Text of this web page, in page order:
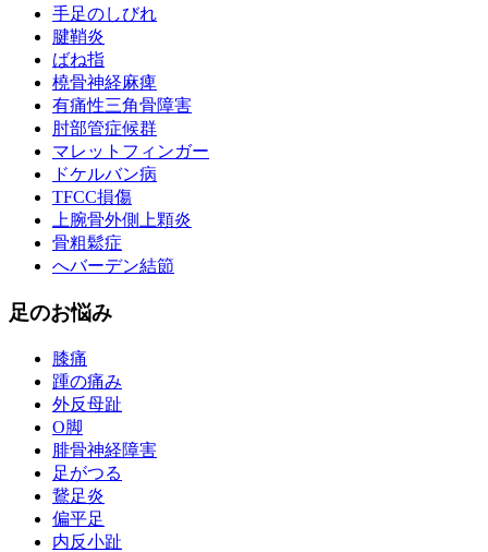
手足のしびれ
腱鞘炎
ばね指
橈骨神経麻痺
有痛性三角骨障害
肘部管症候群
マレットフィンガー
ドケルバン病
TFCC損傷
上腕骨外側上顆炎
骨粗鬆症
へバーデン結節
足のお悩み
膝痛
踵の痛み
外反母趾
О脚
腓骨神経障害
足がつる
鵞足炎
偏平足
内反小趾